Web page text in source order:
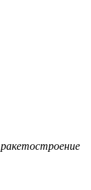
ракетостроение